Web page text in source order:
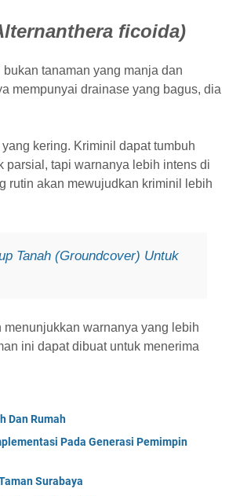
ficoida)
tanaman yang manja dan
mempunyai drainase yang bagus, dia
kering. Kriminil dapat tumbuh
parsial, tapi warnanya lebih intens di
rutin akan mewujudkan kriminil lebih
Tanah (Groundcover) Untuk
warnanya yang lebih
ini dapat dibuat untuk menerima
Dan Rumah
Pada Generasi Pemimpin
Surabaya